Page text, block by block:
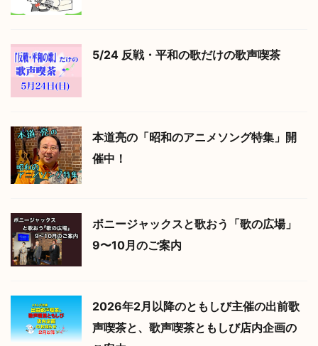
5/24 反戦・平和の歌だけの歌声喫茶
本道亮の「昭和のアニメソング特集」開
催中！
ボニージャックスと歌おう「歌の広場」
9〜10月のご案内
2026年2月以降のともしび主催の出前歌
声喫茶と、歌声喫茶ともしび店内企画の